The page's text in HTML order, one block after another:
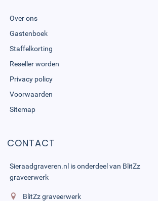
Over ons
Gastenboek
Staffelkorting
Reseller worden
Privacy policy
Voorwaarden
Sitemap
CONTACT
Sieraadgraveren.nl is onderdeel van BlitZz
graveerwerk
BlitZz graveerwerk